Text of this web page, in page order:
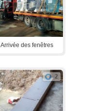
Arrivée des fenêtres
2